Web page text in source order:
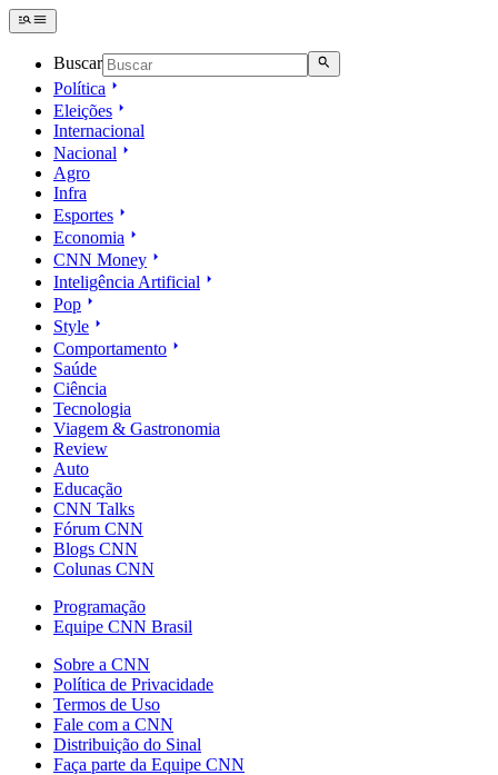
Buscar
Política
Eleições
Internacional
Nacional
Agro
Infra
Esportes
Economia
CNN Money
Inteligência Artificial
Pop
Style
Comportamento
Saúde
Ciência
Tecnologia
Viagem & Gastronomia
Review
Auto
Educação
CNN Talks
Fórum CNN
Blogs CNN
Colunas CNN
Programação
Equipe CNN Brasil
Sobre a CNN
Política de Privacidade
Termos de Uso
Fale com a CNN
Distribuição do Sinal
Faça parte da Equipe CNN